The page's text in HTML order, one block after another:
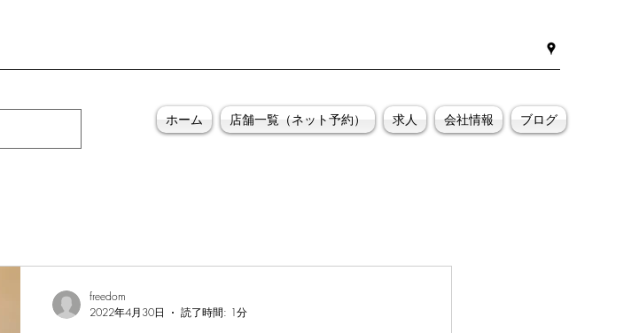
ホーム 店舗一覧（ネット予約） 求人 会社情報 ブログ
freedom
2022年4月30日
読了時間: 1分